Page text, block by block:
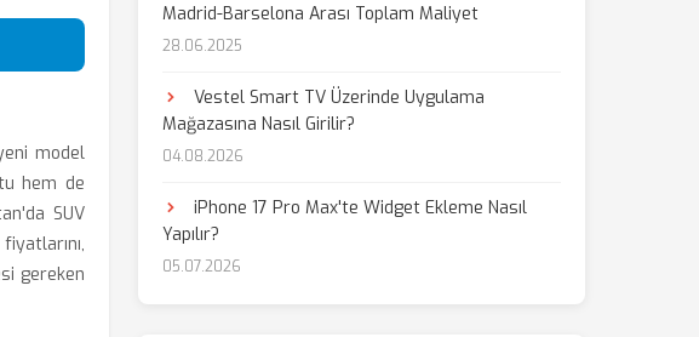
Paylaş
model
hem de
SUV
gereken
Madrid-Barselona Arası Toplam Maliyet
28.06.2025
Vestel Smart TV Üzerinde Uygulama
Mağazasına Nasıl Girilir?
04.08.2026
iPhone 17 Pro Max'te Widget Ekleme Nasıl
Yapılır?
05.07.2026